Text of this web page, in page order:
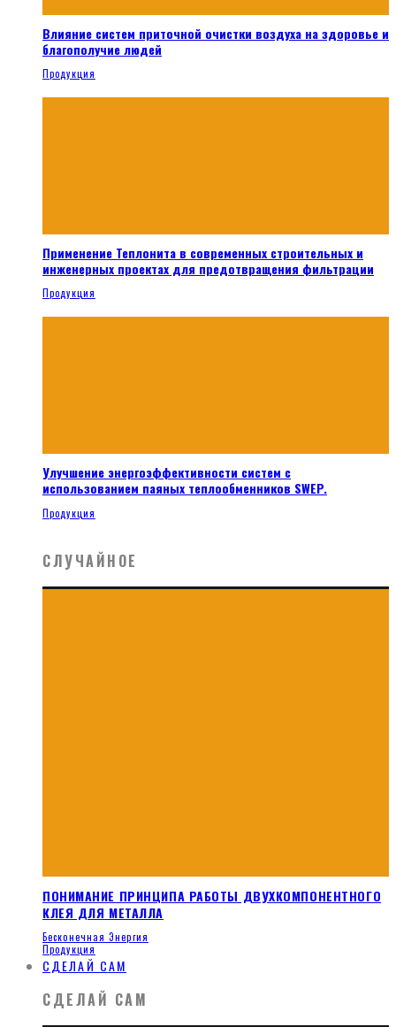
Влияние систем приточной очистки воздуха на здоровье и
благополучие людей
Продукция
Применение Теплонита в современных строительных и
инженерных проектах для предотвращения фильтрации
Продукция
Улучшение энергоэффективности систем с
использованием паяных теплообменников SWEP.
Продукция
СЛУЧАЙНОЕ
ПОНИМАНИЕ ПРИНЦИПА РАБОТЫ ДВУХКОМПОНЕНТНОГО
КЛЕЯ ДЛЯ МЕТАЛЛА
Бесконечная Энергия
Продукция
СДЕЛАЙ САМ
СДЕЛАЙ САМ